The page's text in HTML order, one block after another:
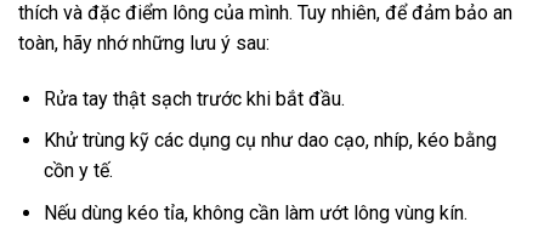
thích và đặc điểm lông của mình. Tuy nhiên, để đảm bảo an
toàn, hãy nhớ những lưu ý sau:
Rửa tay thật sạch trước khi bắt đầu.
Khử trùng kỹ các dụng cụ như dao cạo, nhíp, kéo bằng
cồn y tế.
Nếu dùng kéo tỉa, không cần làm ướt lông vùng kín.